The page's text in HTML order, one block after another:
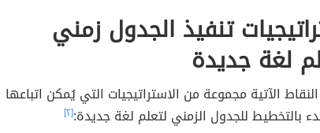
تنفيذ الجدول زمني
لغة جديدة
الآتية مجموعة من الاستراتيجيات التي يُمكن اتباعها
بالتخطيط للجدول الزمني لتعلم لغة جديدة:[٢]